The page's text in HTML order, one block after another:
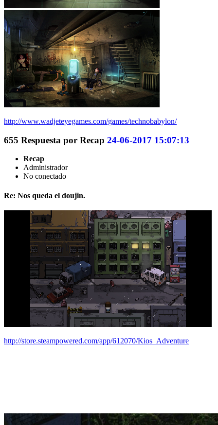
http://www.wadjeteyegames.com/games/technobabylon/
655 Respuesta por Recap 24-06-2017 15:07:13
Recap
Administrador
No conectado
Re: Nos queda el doujin.
http://store.steampowered.com/app/612070/Kios_Adventure